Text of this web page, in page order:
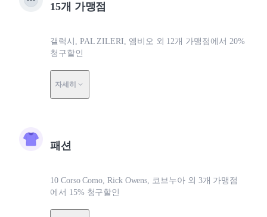
15개 가맹점
갤럭시, PAL ZILERI, 엠비오 외 12개 가맹점에서 20%
청구할인
자세히
패션
10 Corso Como, Rick Owens, 코브누아 외 3개 가맹점
에서 15% 청구할인